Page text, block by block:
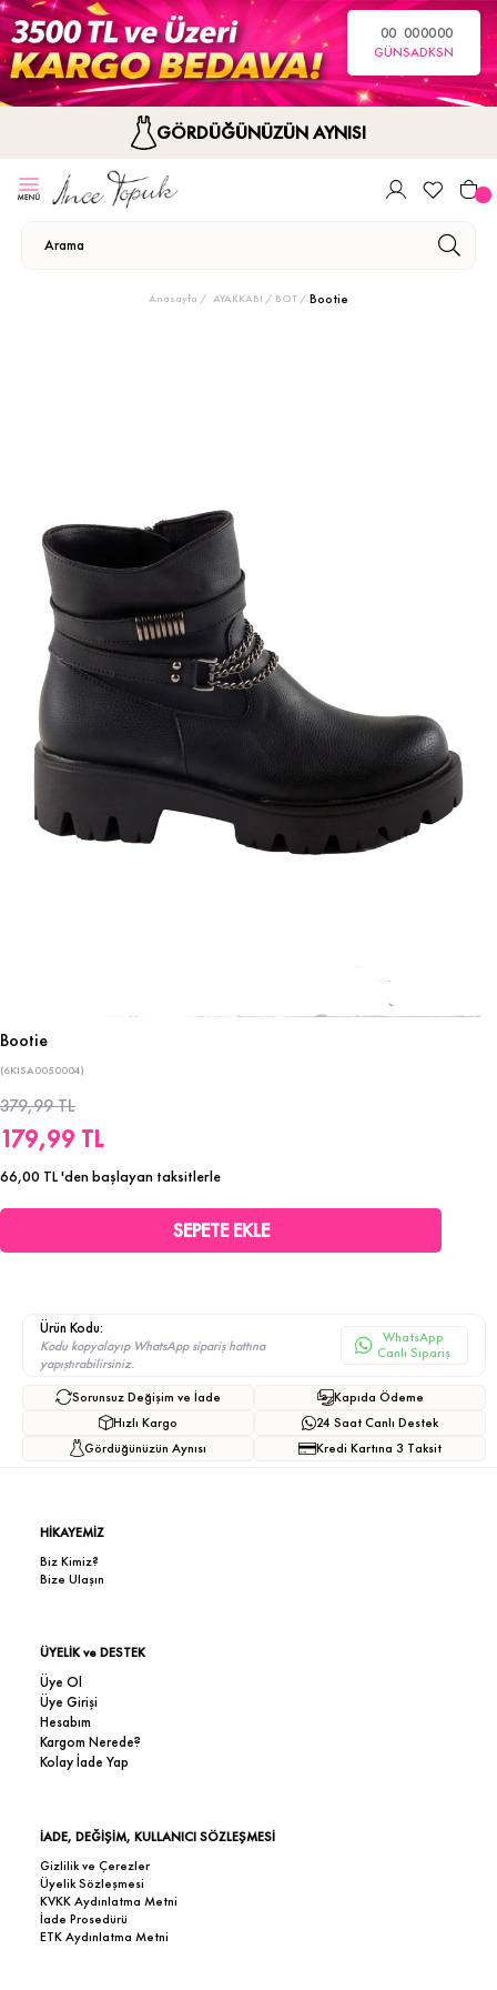
00
GÜN
00
SA
00
DK
00
SN
GÖRDÜĞÜNÜZÜN AYNISI
Anasayfa AYAKKABI BOT Bootie
Bootie
(6KISA0050004)
379,99 TL
179,99 TL
66,00 TL'den başlayan taksitlerle
Ürün Kodu:
Kodu kopyalayıp WhatsApp sipariş hattına
yapıştırabilirsiniz.
WhatsApp
Canlı Sipariş
Sorunsuz Değişim ve İade
Hızlı Kargo
Gördüğünüzün Aynısı
Kapıda Ödeme
24 Saat Canlı Destek
Kredi Kartına 3 Taksit
HİKAYEMİZ
Biz Kimiz?
Bize Ulaşın
ÜYELİK ve DESTEK
Üye Ol
Üye Girişi
Hesabım
Kargom Nerede?
Kolay İade Yap
İADE, DEĞİŞİM, KULLANICI SÖZLEŞMESİ
Gizlilik ve Çerezler
Üyelik Sözleşmesi
KVKK Aydınlatma Metni
İade Prosedürü
ETK Aydınlatma Metni